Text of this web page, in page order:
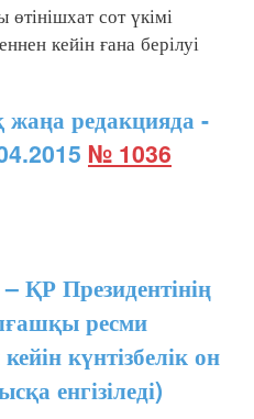
сот үкімі
кейін ғана берілуі
редакцияда -
№ 1036
Президентінің
ресми
күнтізбелік он
енгізіледі)